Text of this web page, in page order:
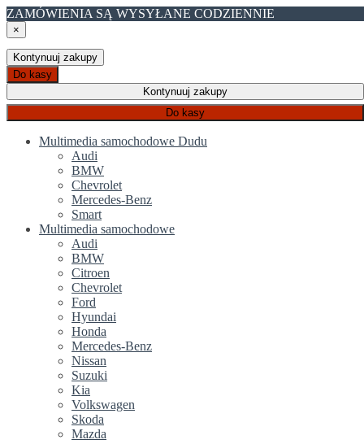
ZAMÓWIENIA SĄ WYSYŁANE CODZIENNIE
×
Kontynuuj zakupy
Do kasy
Kontynuuj zakupy
Do kasy
Multimedia samochodowe Dudu
Audi
BMW
Chevrolet
Mercedes-Benz
Smart
Multimedia samochodowe
Audi
BMW
Citroen
Chevrolet
Ford
Hyundai
Honda
Mercedes-Benz
Nissan
Suzuki
Kia
Volkswagen
Skoda
Mazda